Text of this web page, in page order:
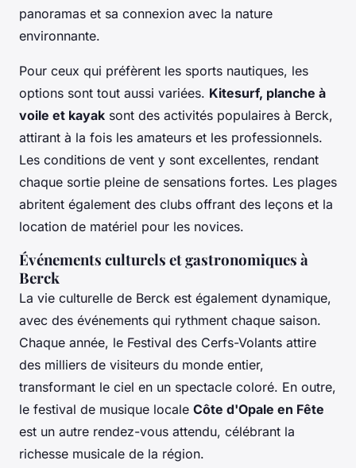
panoramas et sa connexion avec la nature
environnante.
Pour ceux qui préfèrent les sports nautiques, les
options sont tout aussi variées. Kitesurf, planche à
voile et kayak sont des activités populaires à Berck,
attirant à la fois les amateurs et les professionnels.
Les conditions de vent y sont excellentes, rendant
chaque sortie pleine de sensations fortes. Les plages
abritent également des clubs offrant des leçons et la
location de matériel pour les novices.
Événements culturels et gastronomiques à
Berck
La vie culturelle de Berck est également dynamique,
avec des événements qui rythment chaque saison.
Chaque année, le Festival des Cerfs-Volants attire
des milliers de visiteurs du monde entier,
transformant le ciel en un spectacle coloré. En outre,
le festival de musique locale Côte d'Opale en Fête
est un autre rendez-vous attendu, célébrant la
richesse musicale de la région.